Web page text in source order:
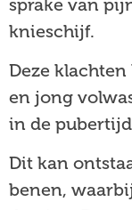
knieschijf.
Deze
en jong
in de
Dit kan
benen,